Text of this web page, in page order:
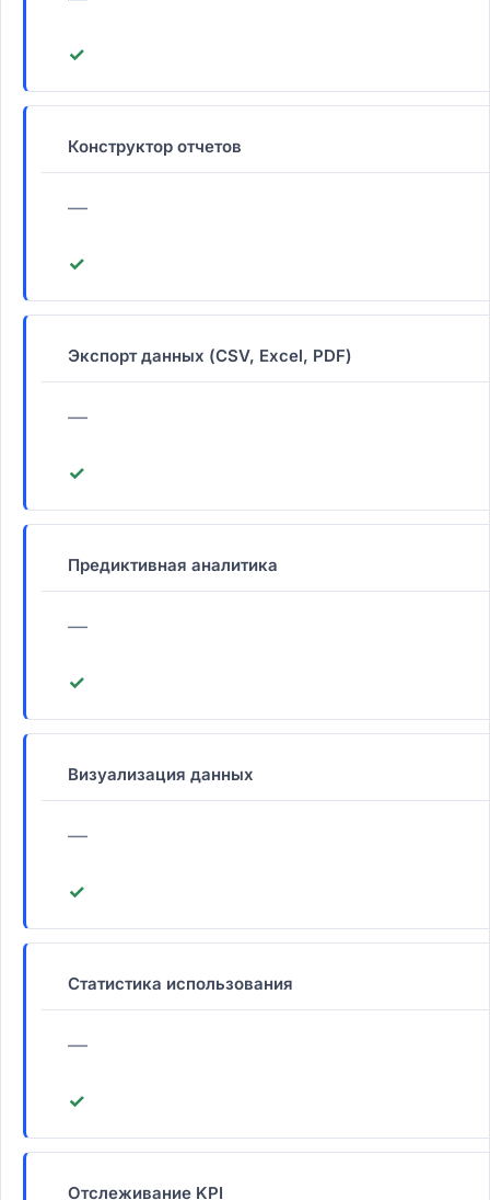
✓
Конструктор отчетов
—
✓
Экспорт данных (CSV, Excel, PDF)
—
✓
Предиктивная аналитика
—
✓
Визуализация данных
—
✓
Статистика использования
—
✓
Отслеживание KPI